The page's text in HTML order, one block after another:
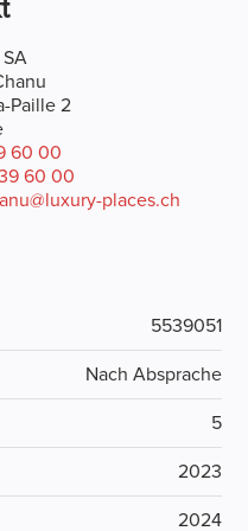
Paille 2
60 00
60 00
places.ch
5539051
Nach Absprache
5
2023
2024